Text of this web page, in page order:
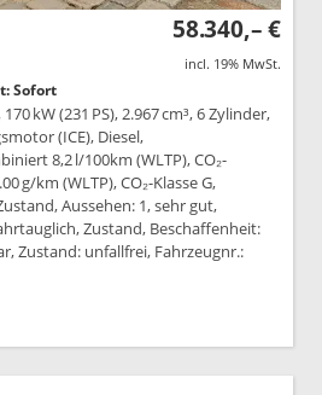
58.340,– €
incl. 19% MwSt.
Sofort
kW (231 PS), 2.967 cm³, 6 Zylinder,
(ICE), Diesel,
8,2 l/100km (WLTP), CO₂-
g/km (WLTP), CO₂-Klasse G,
Aussehen: 1, sehr gut,
Zustand, Beschaffenheit:
Zustand: unfallfrei, Fahrzeugnr.:
drucken